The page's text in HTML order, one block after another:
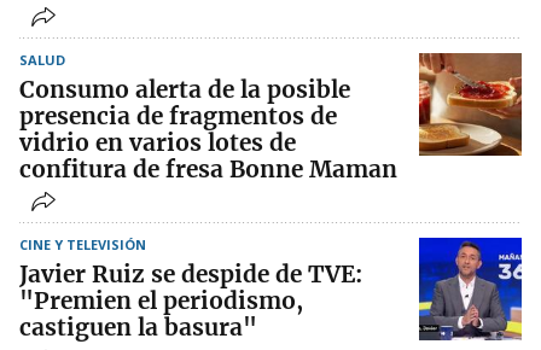
SALUD
Consumo alerta de la posible
presencia de fragmentos de
vidrio en varios lotes de
confitura de fresa Bonne Maman
CINE Y TELEVISIÓN
Javier Ruiz se despide de TVE:
"Premien el periodismo,
castiguen la basura"